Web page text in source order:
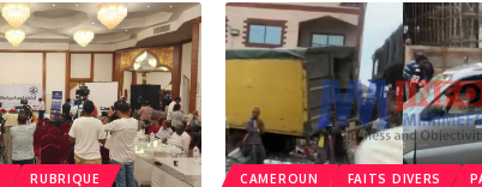
RUBRIQUE CAMEROUN FAITS DIVERS